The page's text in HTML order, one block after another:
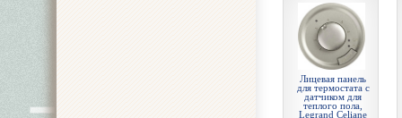
Лицевая панель
для термостата с
датчиком для
теплого пола,
Legrand Celiane